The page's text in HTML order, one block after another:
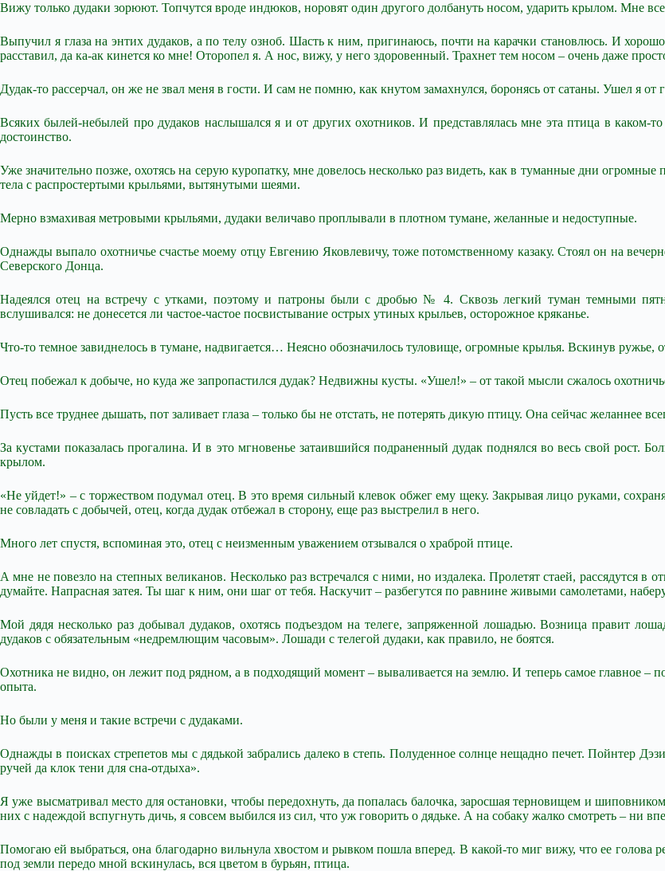
Вижу только дудаки зорюют. Топчутся вроде индюков, норовят один другого долбануть носом, ударить крылом. Мне
Выпучил я глаза на энтих дудаков, а по телу озноб. Шасть к ним, пригинаюсь, почти на карачки становлюсь. И
расставил, да ка-ак кинется ко мне! Оторопел я. А нос, вижу, у него здоровенный. Трахнет тем носом – очень даже
Дудак-то рассерчал, он же не звал меня в гости. И сам не помню, как кнутом замахнулся, боронясь от сатаны. Ушел я от
Всяких былей-небылей про дудаков наслышался я и от других охотников. И представлялась мне эта птица в каком-
достоинство.
Уже значительно позже, охотясь на серую куропатку, мне довелось несколько раз видеть, как в туманные дни
тела с распростертыми крыльями, вытянутыми шеями.
Мерно взмахивая метровыми крыльями, дудаки величаво проплывали в плотном тумане, желанные и недоступные.
Однажды выпало охотничье счастье моему отцу Евгению Яковлевичу, тоже потомственному казаку. Стоял он на
Северского Донца.
Надеялся отец на встречу с утками, поэтому и патроны были с дробью № 4. Сквозь легкий туман темными
вслушивался: не донесется ли частое-частое посвистывание острых утиных крыльев, осторожное кряканье.
Что-то темное завиднелось в тумане, надвигается… Неясно обозначилось туловище, огромные крылья. Вскинув ружье,
Отец побежал к добыче, но куда же запропастился дудак? Недвижны кусты. «Ушел!» – от такой мысли сжалось
Пусть все труднее дышать, пот заливает глаза – только бы не отстать, не потерять дикую птицу. Она сейчас желаннее
За кустами показалась прогалина. И в это мгновенье затаившийся подраненный дудак поднялся во весь свой рост.
крылом.
«Не уйдет!» – с торжеством подумал отец. В это время сильный клевок обжег ему щеку. Закрывая лицо руками,
не совладать с добычей, отец, когда дудак отбежал в сторону, еще раз выстрелил в него.
Много лет спустя, вспоминая это, отец с неизменным уважением отзывался о храброй птице.
А мне не повезло на степных великанов. Несколько раз встречался с ними, но издалека. Пролетят стаей, рассядутся
думайте. Напрасная затея. Ты шаг к ним, они шаг от тебя. Наскучит – разбегутся по равнине живыми самолетами,
Мой дядя несколько раз добывал дудаков, охотясь подъездом на телеге, запряженной лошадью. Возница правит
дудаков с обязательным «недремлющим часовым». Лошади с телегой дудаки, как правило, не боятся.
Охотника не видно, он лежит под рядном, а в подходящий момент – вываливается на землю. И теперь самое главное –
опыта.
Но были у меня и такие встречи с дудаками.
Однажды в поисках стрепетов мы с дядькой забрались далеко в степь. Полуденное солнце нещадно печет. Пойнтер
ручей да клок тени для сна-отдыха».
Я уже высматривал место для остановки, чтобы передохнуть, да попалась балочка, заросшая терновищем и
них с надеждой вспугнуть дичь, я совсем выбился из сил, что уж говорить о дядьке. А на собаку жалко смотреть – ни
Помогаю ей выбраться, она благодарно вильнула хвостом и рывком пошла вперед. В какой-то миг вижу, что ее голова
под земли передо мной вскинулась, вся цветом в бурьян, птица.